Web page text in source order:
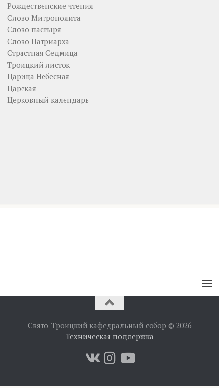
Рождественские чтения
Слово Митрополита
Слово пастыря
Слово Патриарха
Страстная Седмица
Троицкий листок
Царица Небесная
Царская
Церковный календарь
Свято-Троицкий кафедральный собор © 2026
Техническая поддержка